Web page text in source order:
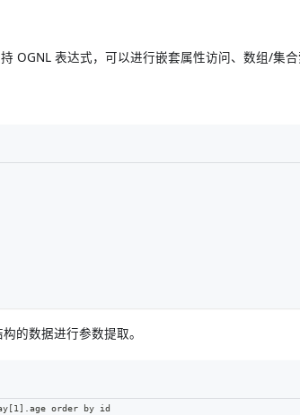
OGNL 表达式，可以进行嵌套属性访问、数组/集合
的数据进行参数提取。
order by id